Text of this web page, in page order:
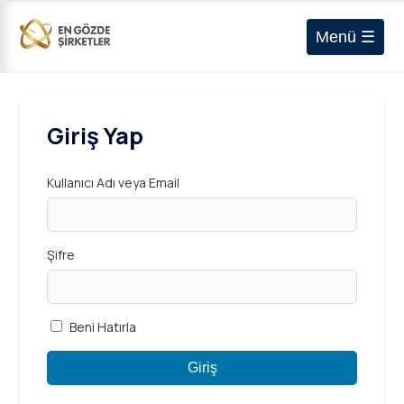
Menü ☰
Giriş Yap
Kullanıcı Adı veya Email
Şifre
Beni Hatırla
Giriş